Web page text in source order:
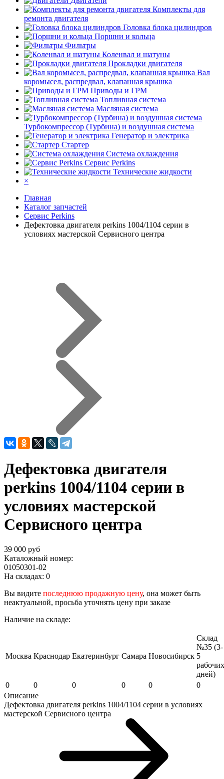
Комплекты для
ремонта двигателя
Головка блока цилиндров
Поршни и кольца
Фильтры
Коленвал и шатуны
Прокладки двигателя
Вал
коромысел, распредвал, клапанная крышка
Приводы и ГРМ
Топливная система
Масляная система
Турбокомпрессор (Турбина) и воздушная система
Генератор и электрика
Стартер
Система охлаждения
Сервис Perkins
Технические жидкости
×
Главная
Каталог запчастей
Сервис Perkins
Дефектовка двигателя perkins 1004/1104 серии в
условиях мастерской Сервисного центра
Дефектовка двигателя
perkins 1004/1104 серии в
условиях мастерской
Сервисного центра
39 000 руб
Каталожный номер:
01050301-02
На складах: 0
Вы видите последнюю продажную цену, она может быть
неактуальной, просьба уточнять цену при заказе
Наличие на складе:
Москва Краснодар Екатеринбург Самара Новосибирск
Склад
№35 (3-
5
рабочих
дней)
0
0 0 0 0
0
Описание
Дефектовка двигателя perkins 1004/1104 серии в условиях
мастерской Сервисного центра